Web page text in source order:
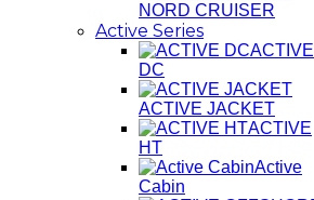
NORD CRUISER
Active Series
ACTIVE
DC
ACTIVE JACKET
ACTIVE
HT
Active
Cabin